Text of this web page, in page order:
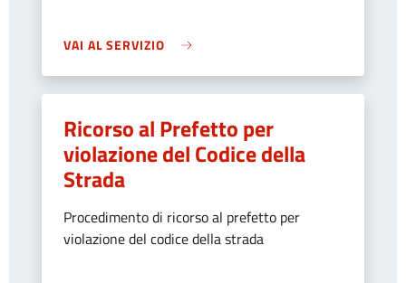
VAI AL SERVIZIO
Ricorso al Prefetto per
violazione del Codice della
Strada
Procedimento di ricorso al prefetto per
violazione del codice della strada